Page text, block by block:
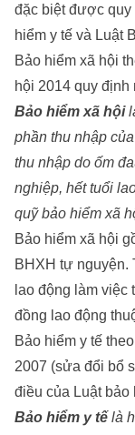
đặc biệt được quy
hiểm y tế và Luật
Bảo hiểm xã hội
hội 2014 quy định
Bảo hiểm xã hội
phần thu nhập
thu nhập do ốm
nghiệp, hết tuổi
quỹ bảo hiểm xã
Bảo hiểm xã hội
BHXH tự nguyện.
lao động làm
đồng lao động
Bảo hiểm y tế
2007 (sửa đổi bổ
điều của Luật bảo
Bảo hiểm y tế là